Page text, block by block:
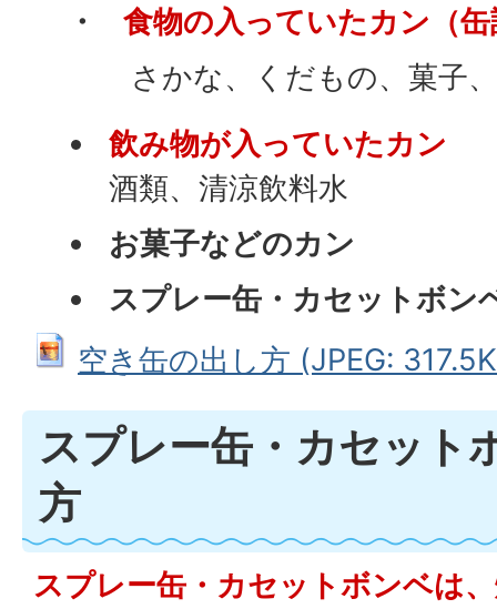
・
食物の入っていたカン（缶
さかな、くだもの、菓子、
飲み物が入っていたカン
酒類、清涼飲料水
お菓子などのカン
スプレー缶・カセットボン
空き缶の出し方 (JPEG:
スプレー缶・カセット
方
スプレー缶・カセットボンベは